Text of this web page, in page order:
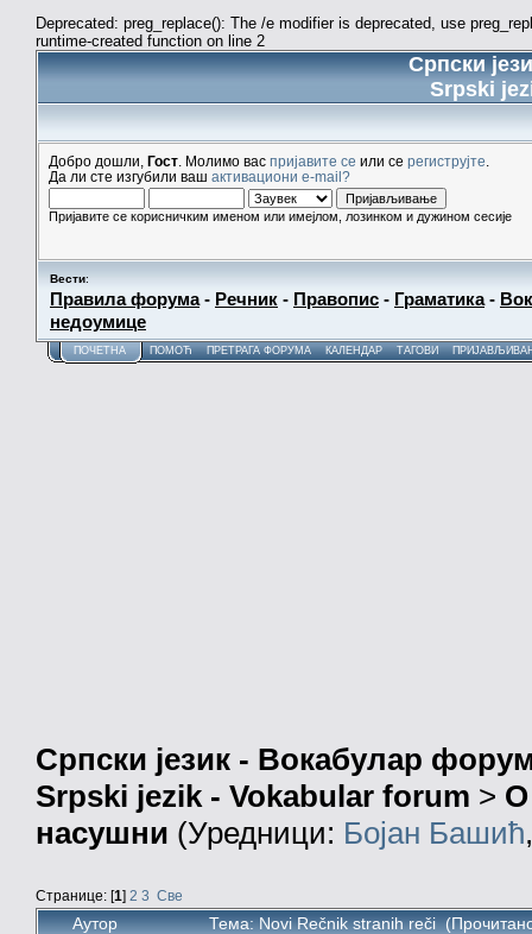
Deprecated: preg_replace(): The /e modifier is deprecated, use
runtime-created function on line 2
Српски
Srpski
Добро дошли, Гост . Молимо вас пријавите се или се региструјте
Да ли сте изгубили ваш активациони e-mail?
Пријавите се корисничким именом или имејлом, лозинком и дужином сесије
Вести:
Правила форума- Речник - Правопис - Граматика-
недоумице
ПОЧЕТНА ПОМОЋ ПРЕТРАГА ФОРУМА КАЛЕНДАР ТАГОВИ
Српски језик - Вокабулар
Srpski jezik - Vokabular forum > О
насушни (Уредници: Бојан Башић
Странице: [1] 2 3 Све
Аутор Тема: Novi Rečnik stranih reči